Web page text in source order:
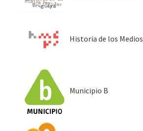
Historia de los Medios
Municipio B